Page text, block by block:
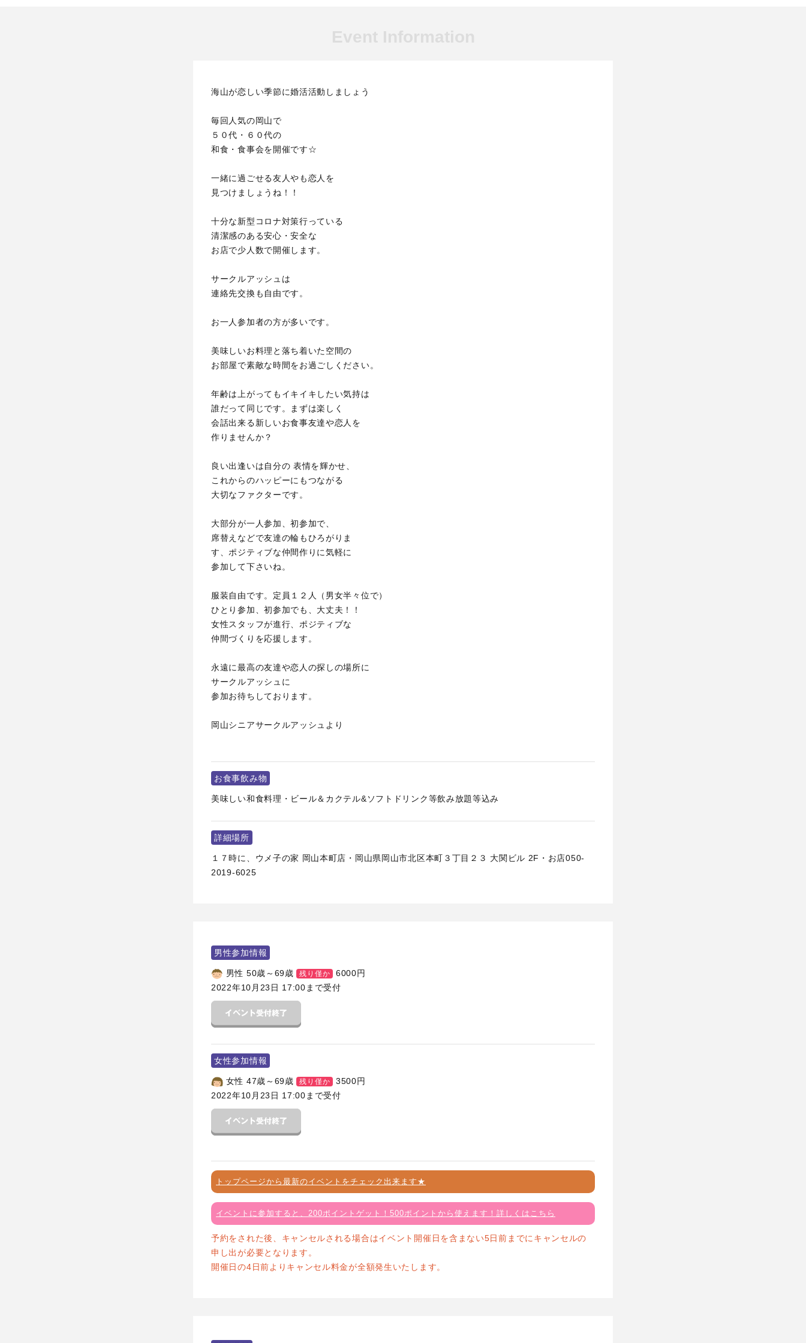
海山が恋しい季節に婚活活動しましょう
毎回人気の岡山で
５０代・６０代の
和食・食事会を開催です☆
一緒に過ごせる友人やも恋人を
見つけましょうね！！
十分な新型コロナ対策行っている
清潔感のある安心・安全な
お店で少人数で開催します。
サークルアッシュは
連絡先交換も自由です。
お一人参加者の方が多いです。
美味しいお料理と落ち着いた空間の
お部屋で素敵な時間をお過ごしください。
年齢は上がってもイキイキしたい気持は
誰だって同じです。まずは楽しく
会話出来る新しいお食事友達や恋人を
作りませんか？
良い出逢いは自分の 表情を輝かせ、
これからのハッピーにもつながる
大切なファクターです。
大部分が一人参加、初参加で、
席替えなどで友達の輪もひろがりま
す、ポジティブな仲間作りに気軽に
参加して下さいね。
服装自由です。定員１２人（男女半々位で）
ひとり参加、初参加でも、大丈夫！！
女性スタッフが進行、ポジティブな
仲間づくりを応援します。
永遠に最高の友達や恋人の探しの場所に
サークルアッシュに
参加お待ちしております。
岡山シニアサークルアッシュより
お食事飲み物
美味しい和食料理・ビール＆カクテル&ソフトドリンク等飲み放題等込み
詳細場所
１７時に、ウメ子の家 岡山本町店・岡山県岡山市北区本町３丁目２３ 大関ビル 2F・お店050-
2019-6025
男性参加情報
男性 50歳～69歳 残り僅か 6000円
2022年10月23日 17:00まで受付
女性参加情報
女性 47歳～69歳 残り僅か 3500円
2022年10月23日 17:00まで受付
トップページから最新のイベントをチェック出来ます★
イベントに参加すると、200ポイントゲット！500ポイントから使えます！詳しくはこちら
予約をされた後、キャンセルされる場合はイベント開催日を含まない5日前までにキャンセルの
申し出が必要となります。
開催日の4日前よりキャンセル料金が全額発生いたします。